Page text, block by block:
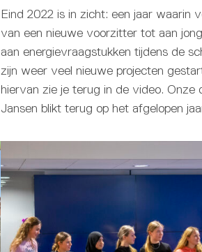
Eind 2022 is in zicht: een jaar waarin
van een nieuwe voorzitter tot aan
aan energievraagstukken tijdens de
zijn weer veel nieuwe projecten
hiervan zie je terug in de video. Onze
Jansen blikt terug op het afgelopen